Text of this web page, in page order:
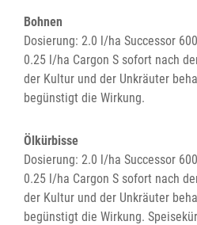
Bohnen
Dosierung: 2.0 l/ha Successor
0.25 l/ha Cargon S sofort nach
der Kultur und der Unkräuter
begünstigt die Wirkung.
Ölkürbisse
Dosierung: 2.0 l/ha Successor
0.25 l/ha Cargon S sofort nach
der Kultur und der Unkräuter
begünstigt die Wirkung.